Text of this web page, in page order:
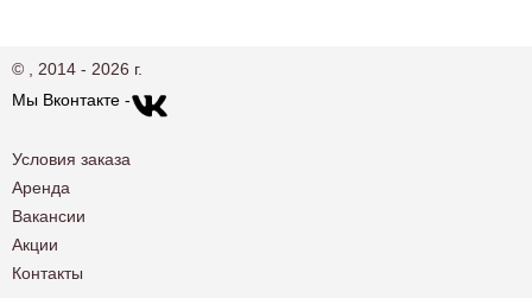
© , 2014 - 2026 г.
Мы Вконтакте -
Условия заказа
Аренда
Вакансии
Акции
Контакты